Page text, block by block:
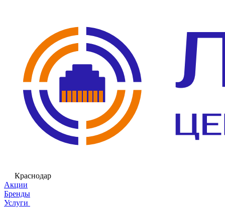
Краснодар
Акции
Бренды
Услуги